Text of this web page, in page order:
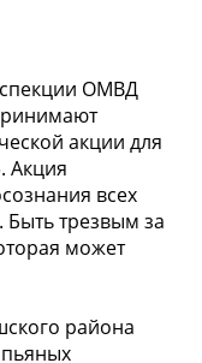
ОМВД
акции для
Акция
всех
трезвым за
может
района